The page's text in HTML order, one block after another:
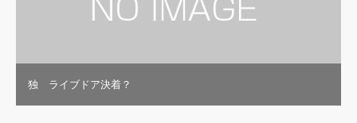
独 ライブドア決着？